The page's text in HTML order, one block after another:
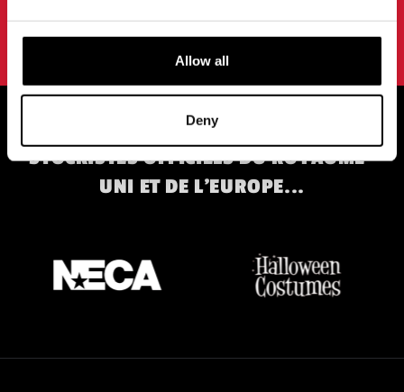
Allow all
Deny
conditions d'utilisation.politique de confidentialité.
STOCKISTES OFFICIELS DU ROYAUME-
UNI ET DE L'EUROPE...